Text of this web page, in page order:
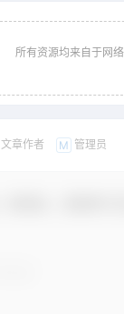
所有资源均来自于网
文章作者 M 管理员